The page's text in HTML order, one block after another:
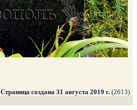
Страница создана 31 августа 2019 г. (2613)